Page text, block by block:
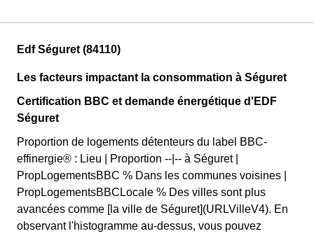
Edf Séguret (84110)
Les facteurs impactant la consommation à Séguret
Certification BBC et demande énergétique d'EDF
Séguret
Proportion de logements détenteurs du label BBC-
effinergie® : Lieu | Proportion --|-- à Séguret |
PropLogementsBBC % Dans les communes voisines |
PropLogementsBBCLocale % Des villes sont plus
avancées comme [la ville de Séguret](URLVilleV4). En
observant l'histogramme au-dessus, vous pouvez